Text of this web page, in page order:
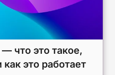
что это такое,
это работает